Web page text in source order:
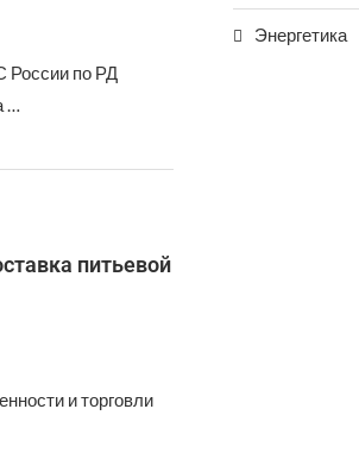
России по РД
…
питьевой
и торговли
Энергетика